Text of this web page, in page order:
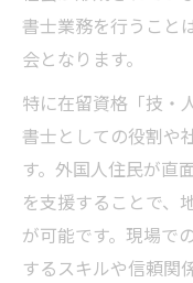
外国人が
行政書士試
行政書士
行政書士
行政書士
制
多文化共生と
書士業務を行うこと
会となります。
特に在留資格「技・
書士としての役割や
す。外国人住民が直
を支援することで、
が可能です。現場で
するスキルや信頼関